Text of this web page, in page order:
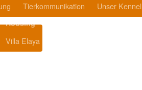
Tierkommunikation Unser Kennel
Housing
Villa Elaya